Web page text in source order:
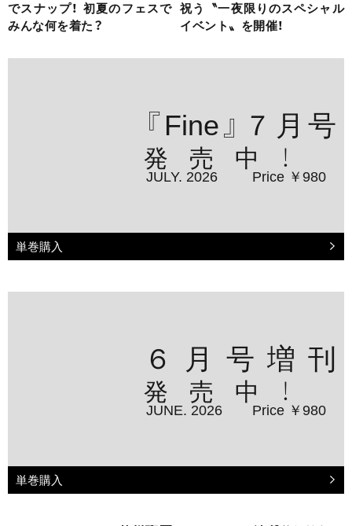
でスナップ！ 初夏のフェスで
みんな何を着た？
祝う〝一夜限りのスペシャル
イベント〟を開催！
『Fine』７月号
発売中！
JULY. 2026 Price ￥980
単巻購入
６月号増刊
発売中！
JUNE. 2026 Price ￥980
単巻購入